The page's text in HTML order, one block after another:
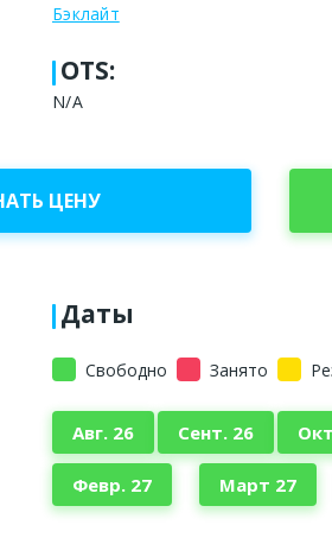
Бэклайт
OTS:
N/A
ЦЕНУ
Даты
Свободно Занято
Авг. 26 Сент. 26
Февр. 27 Март 27